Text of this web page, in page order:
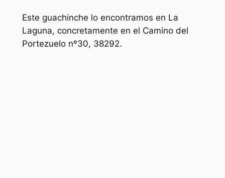
Este guachinche lo encontramos en La
Laguna, concretamente en el Camino del
Portezuelo nº30, 38292.